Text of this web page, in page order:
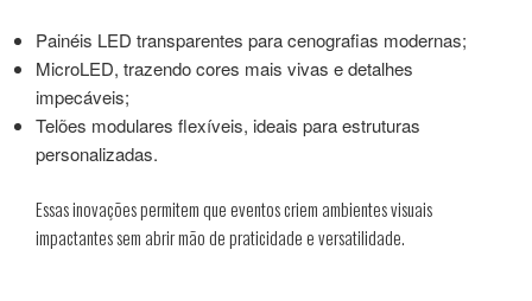
Painéis LED transparentes para cenografias modernas;
MicroLED, trazendo cores mais vivas e detalhes
impecáveis;
Telões modulares flexíveis, ideais para estruturas
personalizadas.
Essas inovações permitem que eventos criem ambientes visuais
impactantes sem abrir mão de praticidade e versatilidade.